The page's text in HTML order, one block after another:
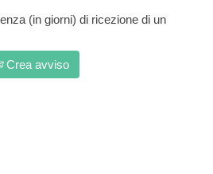
(in giorni) di ricezione di un
Crea avviso